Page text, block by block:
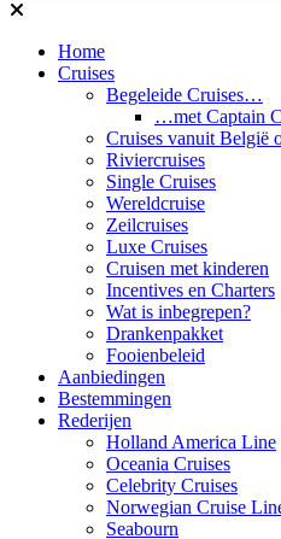
Home
Cruises
Begeleide Cruises…
…met Captain
Cruises vanuit België
Riviercruises
Single Cruises
Wereldcruise
Zeilcruises
Luxe Cruises
Cruisen met kinderen
Incentives en Charters
Wat is inbegrepen?
Drankenpakket
Fooienbeleid
Aanbiedingen
Bestemmingen
Rederijen
Holland America Line
Oceania Cruises
Celebrity Cruises
Norwegian Cruise
Seabourn